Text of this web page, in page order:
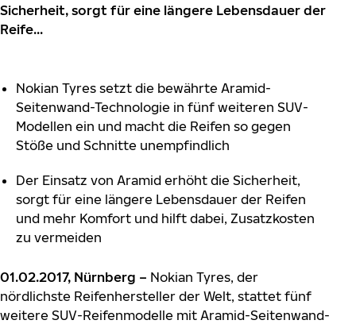
Sicherheit, sorgt für eine längere Lebensdauer der
Reife...
Nokian Tyres setzt die bewährte Aramid-
Seitenwand-Technologie in fünf weiteren SUV-
Modellen ein und macht die Reifen so gegen
Stöße und Schnitte unempfindlich
Der Einsatz von Aramid erhöht die Sicherheit,
sorgt für eine längere Lebensdauer der Reifen
und mehr Komfort und hilft dabei, Zusatzkosten
zu vermeiden
01.02.2017, Nürnberg – Nokian Tyres, der
nördlichste Reifenhersteller der Welt, stattet fünf
weitere SUV-Reifenmodelle mit Aramid-Seitenwand-